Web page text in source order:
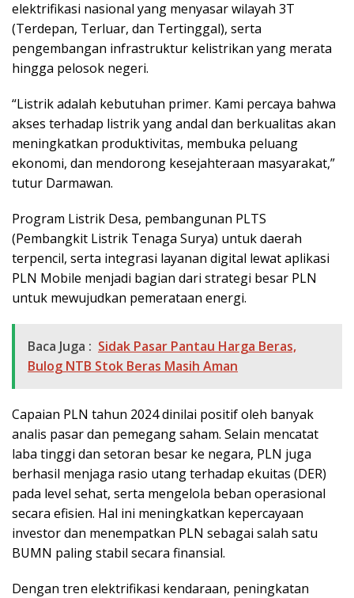
elektrifikasi nasional yang menyasar wilayah 3T
(Terdepan, Terluar, dan Tertinggal), serta
pengembangan infrastruktur kelistrikan yang merata
hingga pelosok negeri.
“Listrik adalah kebutuhan primer. Kami percaya bahwa
akses terhadap listrik yang andal dan berkualitas akan
meningkatkan produktivitas, membuka peluang
ekonomi, dan mendorong kesejahteraan masyarakat,”
tutur Darmawan.
Program Listrik Desa, pembangunan PLTS
(Pembangkit Listrik Tenaga Surya) untuk daerah
terpencil, serta integrasi layanan digital lewat aplikasi
PLN Mobile menjadi bagian dari strategi besar PLN
untuk mewujudkan pemerataan energi.
Baca Juga : Sidak Pasar Pantau Harga Beras,
Bulog NTB Stok Beras Masih Aman
Capaian PLN tahun 2024 dinilai positif oleh banyak
analis pasar dan pemegang saham. Selain mencatat
laba tinggi dan setoran besar ke negara, PLN juga
berhasil menjaga rasio utang terhadap ekuitas (DER)
pada level sehat, serta mengelola beban operasional
secara efisien. Hal ini meningkatkan kepercayaan
investor dan menempatkan PLN sebagai salah satu
BUMN paling stabil secara finansial.
Dengan tren elektrifikasi kendaraan, peningkatan